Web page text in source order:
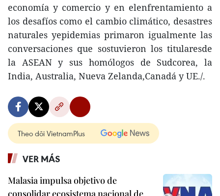
economía y comercio y en elenfrentamiento a
los desafíos como el cambio climático, desastres
naturales yepidemias primaron igualmente las
conversaciones que sostuvieron los titularesde
la ASEAN y sus homólogos de Sudcorea, la
India, Australia, Nueva Zelanda,Canadá y UE./.
Theo dõi VietnamPlus
VER MÁS
Malasia impulsa objetivo de
consolidar ecosistema nacional de